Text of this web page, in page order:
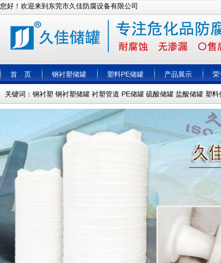
您好！欢迎来到东莞市久佳防腐设备有限公司
首 页 钢衬塑储罐 塑料PE储罐 产品展示 荣
关键词： 钢衬塑 钢衬塑储罐 衬塑管道 PE储罐 硫酸储罐 盐酸储罐 塑料